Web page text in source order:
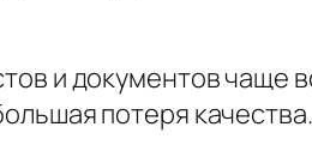
и документов чаще
потеря качества.